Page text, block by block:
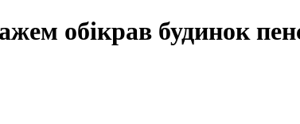
обікрав будинок